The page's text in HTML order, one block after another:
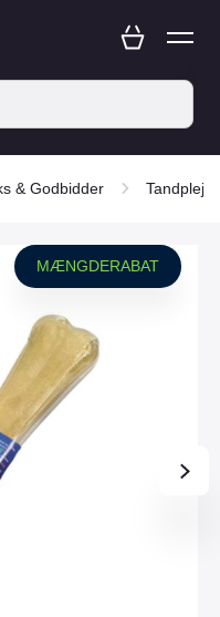
& Godbidder
MÆNGDERABAT